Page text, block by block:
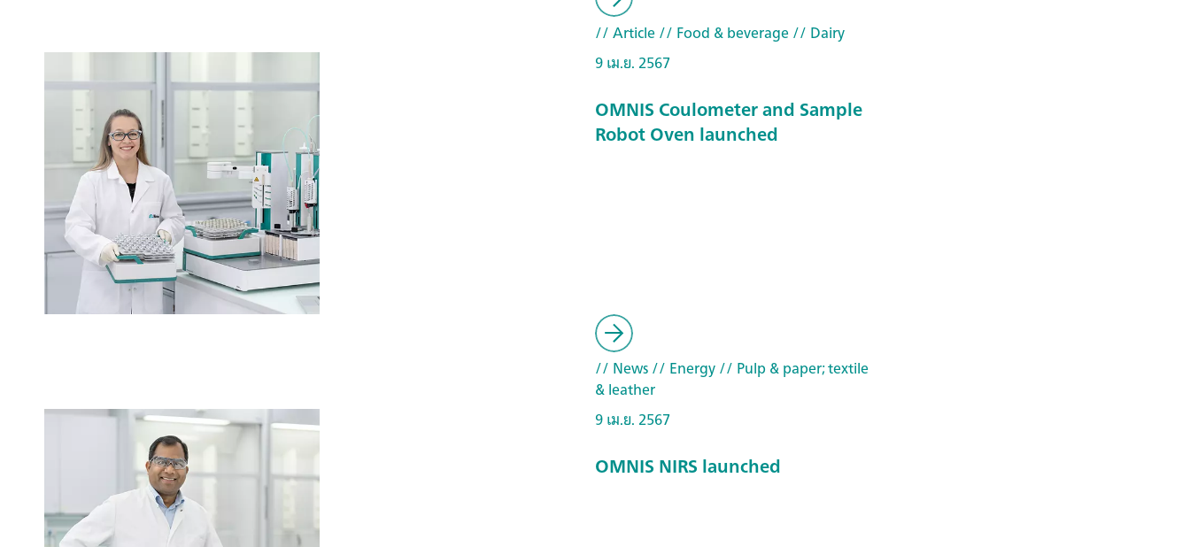
// Article// Food & beverage// Dairy
9 เม.ย. 2567
OMNIS Coulometer and Sample
Robot Oven launched
// News// Energy// Pulp & paper; textile
& leather
9 เม.ย. 2567
OMNIS NIRS launched